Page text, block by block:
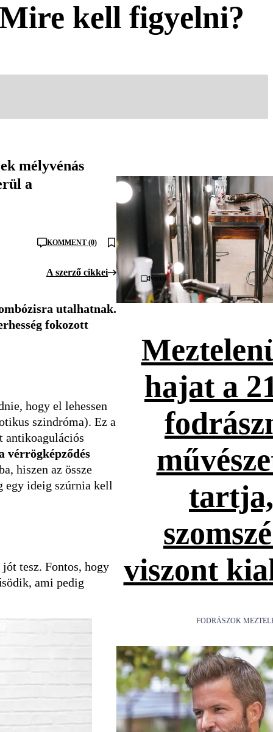
Mire kell figyelni?
mélyvénás
a
KOMMENT (0)
A szerző cikkei
utalhatnak.
fokozott
hogy el lehessen
szindróma). Ez a
antikoagulációs
vérrögképződés
hiszen az össze
egy ideig szúrnia kell
tesz. Fontos, hogy
ami pedig
Videó
hajat a
viszont
FODRÁSZOK